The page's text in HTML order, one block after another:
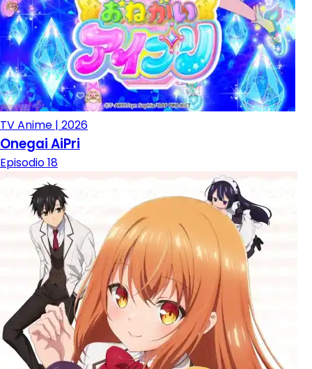
TV Anime | 2026
Onegai AiPri
Episodio 18